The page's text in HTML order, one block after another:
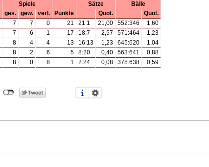
Spiele Sätze
Bälle
ges. gew. verl. Punkte Quot.
Quot.
7 7 0 21 21:1 21,00 552:346
1,60
7 6 1 17 18:7 2,57 571:464
1,23
8 4 4 13 16:13 1,23 645:620
1,04
8 2 6 5 8:20 0,40 563:641
0,88
8 0 8 1 2:24 0,08 378:638
0,59